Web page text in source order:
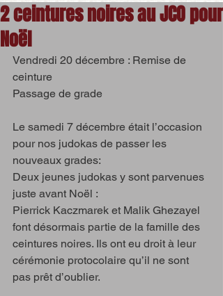
2 ceintures noires au JCO pour
Noël
Vendredi 20 décembre : Remise de
ceinture
Passage de grade
Le samedi 7 décembre était l’occasion
pour nos judokas de passer les
nouveaux grades:
Deux jeunes judokas y sont parvenues
juste avant Noël :
Pierrick Kaczmarek et Malik Ghezayel
font désormais partie de la famille des
ceintures noires. Ils ont eu droit à leur
cérémonie protocolaire qu’il ne sont
pas prêt d’oublier.